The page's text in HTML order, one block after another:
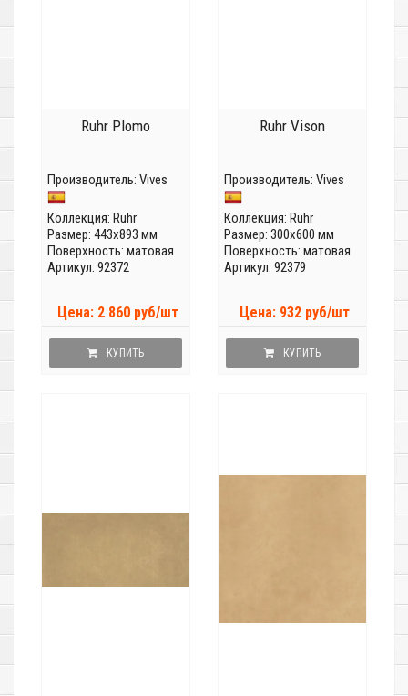
Ruhr Plomo
Производитель: Vives
Коллекция: Ruhr
Размер: 443x893 мм
Поверхность: матовая
Артикул: 92372
Цена: 2 860 руб/шт
КУПИТЬ
Ruhr Vison
Производитель: Vives
Коллекция: Ruhr
Размер: 300x600 мм
Поверхность: матовая
Артикул: 92379
Цена: 932 руб/шт
КУПИТЬ